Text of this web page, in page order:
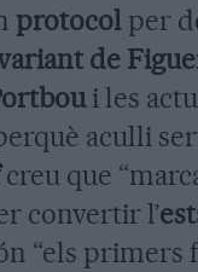
protocol per
de
i les
aculli
creu que
convertir l’
“els primers